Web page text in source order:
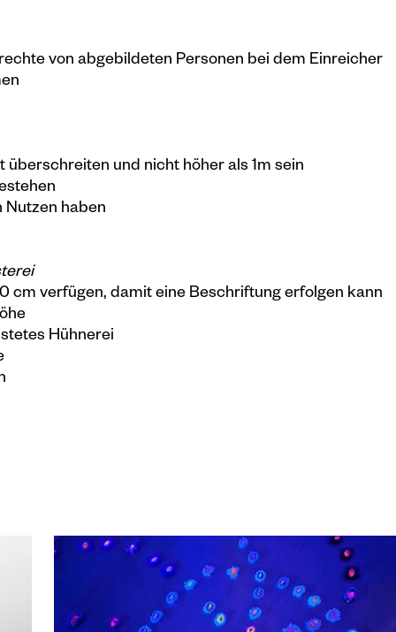
von abgebildeten Personen bei dem Einreicher
überschreiten und nicht höher als 1m sein
Nutzen haben
cm verfügen, damit eine Beschriftung erfolgen kann
Hühnerei